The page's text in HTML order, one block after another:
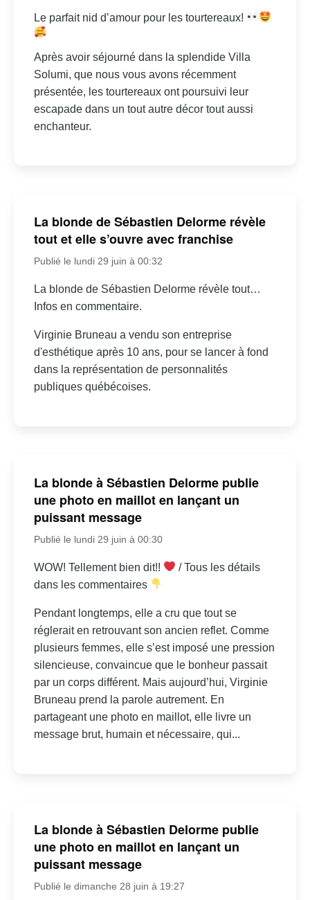
Le parfait nid d’amour pour les tourtereaux!
Après avoir séjourné dans la splendide Villa
Solumi, que nous vous avons récemment
présentée, les tourtereaux ont poursuivi leur
escapade dans un tout autre décor tout aussi
enchanteur.
La blonde de Sébastien Delorme révèle
tout et elle s’ouvre avec franchise
Publié le lundi 29 juin à 00:32
La blonde de Sébastien Delorme révèle tout…
Infos en commentaire.
Virginie Bruneau a vendu son entreprise
d'esthétique après 10 ans, pour se lancer à fond
dans la représentation de personnalités
publiques québécoises.
La blonde à Sébastien Delorme publie
une photo en maillot en lançant un
puissant message
Publié le lundi 29 juin à 00:30
WOW! Tellement bien dit!!
/ Tous les détails
dans les commentaires
Pendant longtemps, elle a cru que tout se
réglerait en retrouvant son ancien reflet. Comme
plusieurs femmes, elle s’est imposé une pression
silencieuse, convaincue que le bonheur passait
par un corps différent. Mais aujourd’hui, Virginie
Bruneau prend la parole autrement. En
partageant une photo en maillot, elle livre un
message brut, humain et nécessaire, qui...
La blonde à Sébastien Delorme publie
une photo en maillot en lançant un
puissant message
Publié le dimanche 28 juin à 19:27